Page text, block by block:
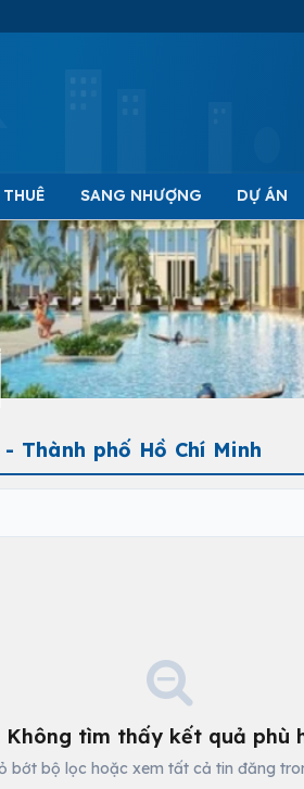
SANG NHƯỢNG DỰ ÁN
Thành phố Hồ Chí Minh
Không tìm thấy kết quả phù
bớt bộ lọc hoặc xem tất cả tin đăng